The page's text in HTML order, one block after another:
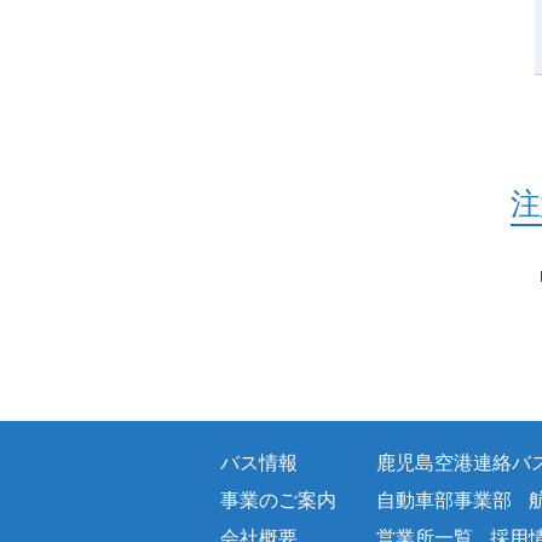
バス情報
鹿児島空港連絡バ
事業のご案内
自動車部事業部
会社概要
営業所一覧 採用